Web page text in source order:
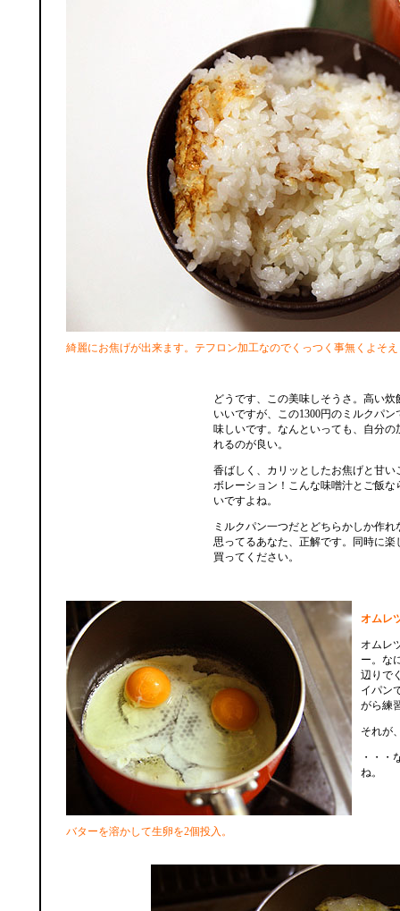
綺麗にお焦げが出来ます。テフロン加工なのでくっつく事無くよそ
どうです、この美味しそうさ。高い炊
いいですが、この1300円のミルクパン
味しいです。なんといっても、自分の
れるのが良い。
香ばしく、カリッとしたお焦げと甘い
ボレーション！こんな味噌汁とご飯な
いですよね。
ミルクパン一つだとどちらかしか作れ
思ってるあなた、正解です。同時に楽
買ってください。
バターを溶かして生卵を2個投入。
オムレ
オムレ
ー。な
辺りで
イパン
がら練
それが
・・・
ね。